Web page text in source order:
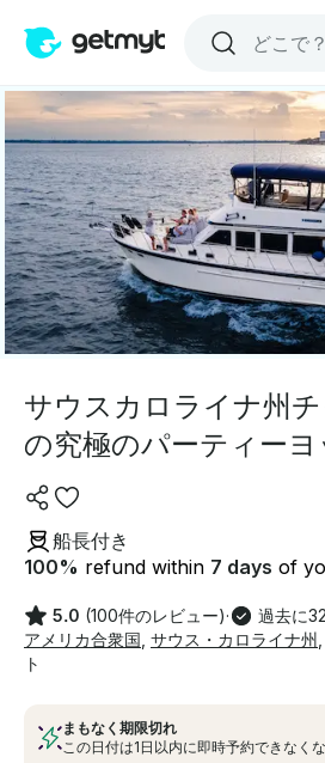
サウスカロライナ州
の究極のパーティーヨ
船長付き
100% refund within 7 days of
5.0 (100件のレビュー)· 過去に
アメリカ合衆国 サウス・カロライナ州
ト
まもなく期限切れ
この日付は1日以内に即時予約できなくな